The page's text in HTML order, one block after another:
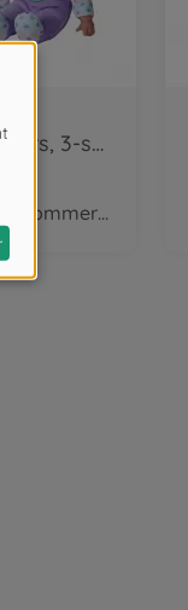
Collection Laura Stars, 3-sort.
disponible dans le commerce